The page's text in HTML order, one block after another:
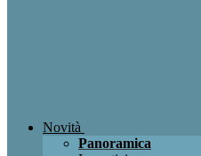
Novità
Panoramica